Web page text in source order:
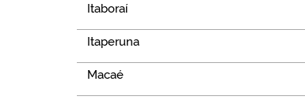
Itaboraí
Itaperuna
Macaé